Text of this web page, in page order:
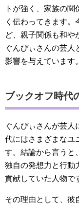
トが強く、家族の
く伝わってきます
ど、親子関係も和や
ぐんぴぃさんの芸人
影響を与えています。
ブックオフ時代
ぐんぴぃさんが芸人
代にはさまざまなユ
す。結論から言うと
独自の発想力と行動
貢献していた人物で
その理由として、彼